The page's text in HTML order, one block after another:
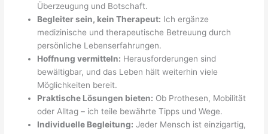
Überzeugung und Botschaft.
Begleiter sein, kein Therapeut: Ich ergänze
medizinische und therapeutische Betreuung durch
persönliche Lebenserfahrungen.
Hoffnung vermitteln: Herausforderungen sind
bewältigbar, und das Leben hält weiterhin viele
Möglichkeiten bereit.
Praktische Lösungen bieten: Ob Prothesen, Mobilität
oder Alltag – ich teile bewährte Tipps und Wege.
Individuelle Begleitung: Jeder Mensch ist einzigartig,